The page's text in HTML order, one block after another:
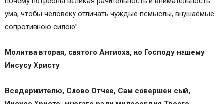
ума, чтобы человеку отличать чуждые помыслы, внушаемые
сопротивною силою”.
Молитва вторая, святого Антиоха, ко Господу нашему
Иисусу Христу
Вседержителю, Слово Отчее, Сам совершен сый,